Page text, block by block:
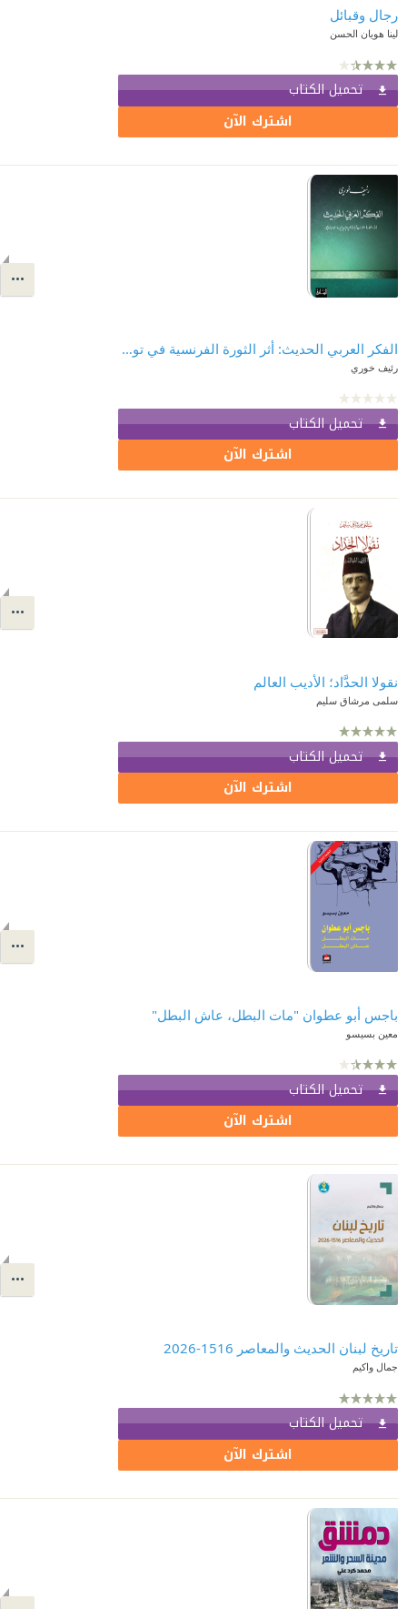
رجال وقبائل
لينا هويان الحسن
تحميل الكتاب
اشترك الآن
الفكر العربي الحديث: أثر الثورة الفرنسية في توجيهه السياسي والاجتماعي
رئيف خوري
تحميل الكتاب
اشترك الآن
نقولا الحدَّاد؛ الأديب العالم
سلمى مرشاق سليم
تحميل الكتاب
اشترك الآن
باجس أبو عطوان "مات البطل، عاش البطل"
معين بسيسو
تحميل الكتاب
اشترك الآن
تاريخ لبنان الحديث والمعاصر 1516-2026
جمال واكيم
تحميل الكتاب
اشترك الآن